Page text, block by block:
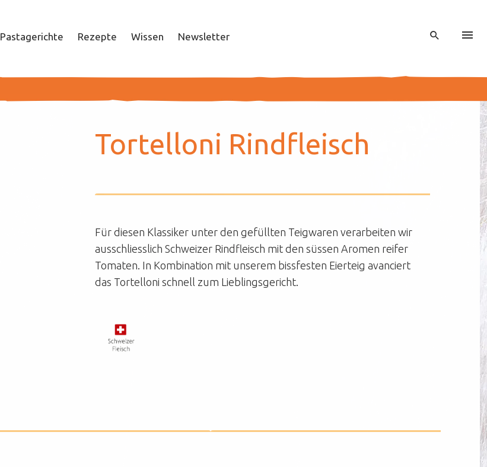
Pastagerichte Rezepte Wissen Newsletter
Arbeiten bei Pastinella
Unser Verkaufsteam
Tor­tel­lo­ni Rind­fleisch
Für diesen Klassiker unter den gefüllten Teigwaren verarbeiten wir
ausschliesslich Schweizer Rindfleisch mit den süssen Aromen reifer
Tomaten. In Kombination mit unserem bissfesten Eierteig avanciert
das Tortelloni schnell zum Lieblingsgericht.